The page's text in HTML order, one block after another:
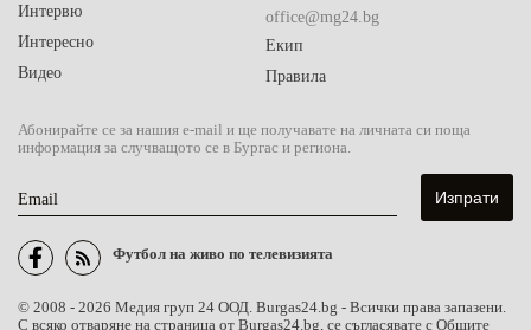
Интервю
Интересно
Видео
office@mg24.bg
Екип
Правила
Абонирайте се за нашия e-mail и ще получавате на личната си поща
информация за случващото се в Бургас и региона.
Email
Футбол на живо по телевизията
© 2008 - 2026 Медия груп 24 ООД. Burgas24.bg - Всички права запазени.
С всяко отваряне на страница от Burgas24.bg, се съгласявате с Общите